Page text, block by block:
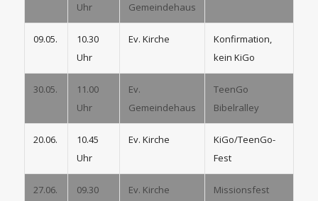
Uhr
Gemeindehaus
09.05.
10.30
Uhr
Ev. Kirche
Konfirmation,
kein KiGo
30.05.
11.00
Uhr
Ev.
Gemeindehaus
TeenGo
Bibelralley
20.06.
10.45
Uhr
Ev. Kirche
KiGo/TeenGo-
Fest
27.06.
09.30
Ev. Kirche Missionsfest